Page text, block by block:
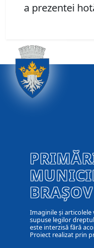
a prezentei
BRAȘOV
Imaginile și
supuse legilor
este interzisă fără
Proiect realizat prin